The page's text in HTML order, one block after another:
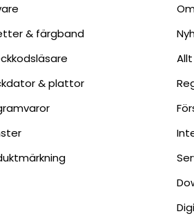
& färgband
& plattor